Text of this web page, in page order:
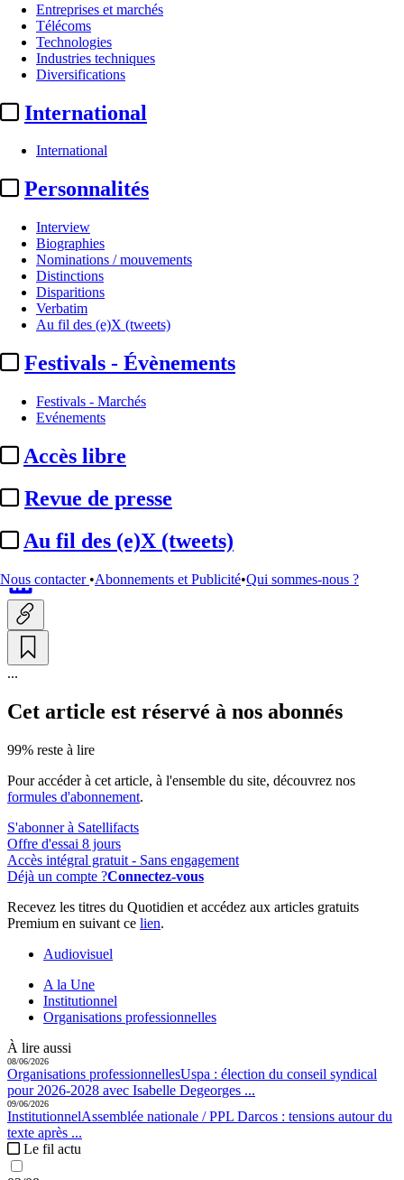
Entreprises et marchés
Télécoms
Technologies
Industries techniques
Diversifications
International
International
Personnalités
Interview
Biographies
Nominations / mouvements
Distinctions
Disparitions
Verbatim
Au fil des (e)X (tweets)
Festivals - Évènements
Festivals - Marchés
Evénements
Accès libre
Revue de presse
Au fil des (e)X (tweets)
Nous contacter •Abonnements et Publicité•Qui sommes-nous ?
Uspa :les priorités de la
nouvelle présidente Isabelle
Degeorges
ParCarole Villevet
...
Cet article est réservé à nos abonnés
99% reste à lire
Pour accéder à cet article, à l'ensemble du site, découvrez nos
formules d'abonnement.
S'abonner à Satellifacts
Offre d'essai 8 jours
Accès intégral gratuit - Sans engagement
Déjà un compte ?Connectez-vous
Recevez les titres du Quotidien et accédez aux articles gratuits
Premium en suivant ce lien.
Audiovisuel
A la Une
Institutionnel
Organisations professionnelles
À lire aussi
08/06/2026
Organisations professionnellesUspa : élection du conseil syndical
pour 2026-2028 avec Isabelle Degeorges ...
09/06/2026
InstitutionnelAssemblée nationale / PPL Darcos : tensions autour du
texte après ...
Le fil actu